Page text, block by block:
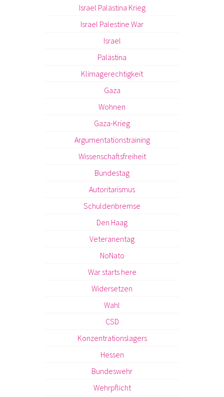
Israel Palästina Krieg
Israel Palestine War
Israel
Palästina
Klimagerechtigkeit
Gaza
Wohnen
Gaza-Krieg
Argumentationstraining
Wissenschaftsfreiheit
Bundestag
Autoritarismus
Schuldenbremse
Den Haag
Veteranentag
NoNato
War starts here
Widersetzen
Wahl
CSD
Konzentrationslagers
Hessen
Bundeswehr
Wehrpflicht